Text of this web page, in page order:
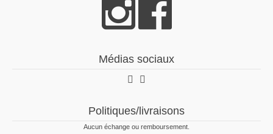
Médias sociaux
Politiques/livraisons
Aucun échange ou remboursement.